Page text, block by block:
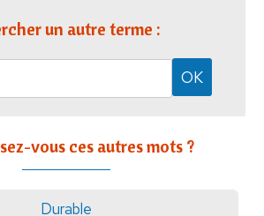
un autre terme :
vous ces autres mots ?
Durable